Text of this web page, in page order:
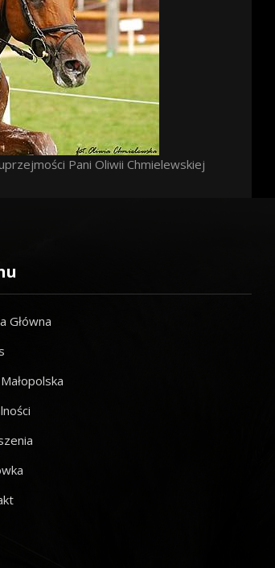
Pani Oliwii Chmielewskiej
Główna